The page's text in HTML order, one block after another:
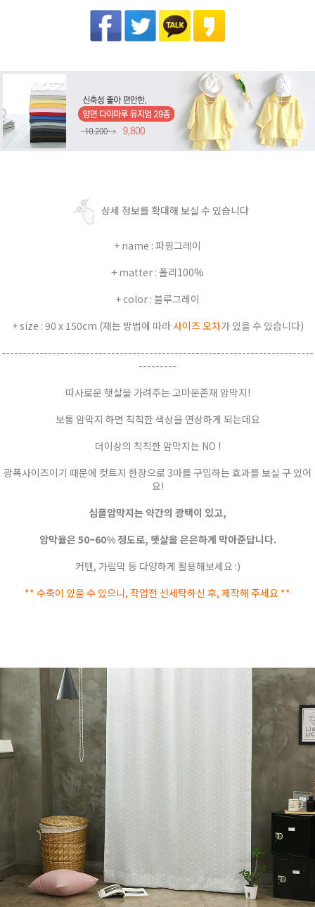
상세 정보를 확대해 보실 수 있습니다
+ name : 파핑그레이
+ matter : 폴리100%
+ color : 블루그레이
+ size : 90 x 150cm (재는 방법에 따라사이즈 오차가 있을 수 있습니다)
--------------------------------------------------------------------------
---------
따사로운 햇살을 가려주는 고마운존재 암막지!
보통 암막지 하면 칙칙한 색상을 연상하게 되는데요
더이상의 칙칙한 암막지는 NO !
광폭사이즈이기 때문에 컷트지 한장으로 3마를 구입하는 효과를 보실 구 있어
요!
심플암막지는 약간의 광택이 있고,
암막율은 50~60% 정도로, 햇살을 은은하게 막아준답니다.
커텐, 가림막 등 다양하게 활용해보세요 :)
** 수축이 있을 수 있으니, 작업전 선세탁하신 후, 제작해 주세요 **